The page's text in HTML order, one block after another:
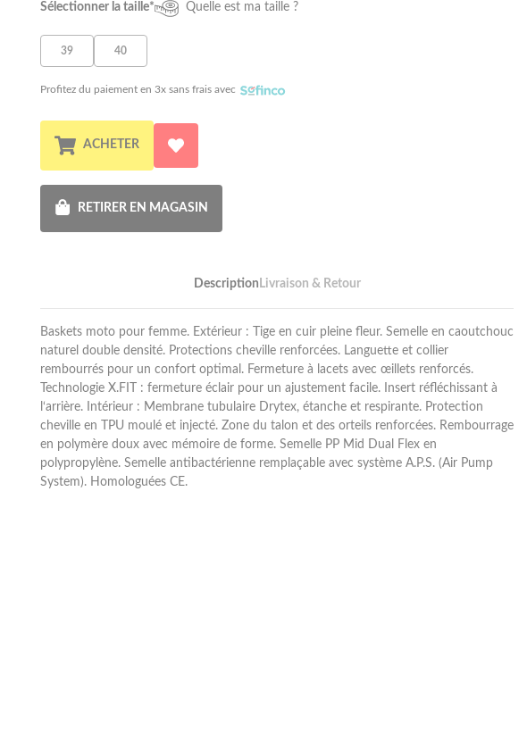
Sélectionner la taille* Quelle est ma taille ?
39 40
Profitez du paiement en 3x sans frais avec
ACHETER
RETIRER EN MAGASIN
Description Livraison & Retour
Baskets moto pour femme. Extérieur : Tige en cuir pleine fleur. Semelle en caoutchouc
naturel double densité. Protections cheville renforcées. Languette et collier
rembourrés pour un confort optimal. Fermeture à lacets avec œillets renforcés.
Technologie X.FIT : fermeture éclair pour un ajustement facile. Insert réfléchissant à
l‘arrière. Intérieur : Membrane tubulaire Drytex, étanche et respirante. Protection
cheville en TPU moulé et injecté. Zone du talon et des orteils renforcées. Rembourrage
en polymère doux avec mémoire de forme. Semelle PP Mid Dual Flex en
polypropylène. Semelle antibactérienne remplaçable avec système A.P.S. (Air Pump
System). Homologuées CE.